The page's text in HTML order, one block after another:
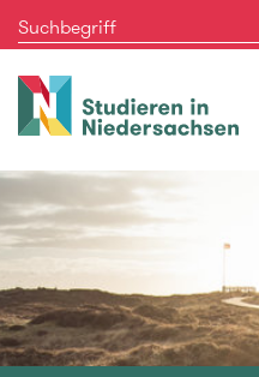
Studieren
in